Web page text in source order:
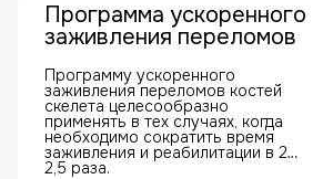
Программа ускоренного
заживления переломов
Программу ускоренного
заживления переломов костей
скелета целесообразно
применять в тех случаях, когда
необходимо сократить время
заживления и реабилитации в 2–
2,5 раза.